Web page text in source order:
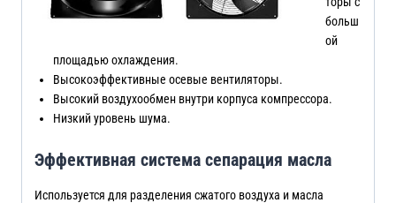
больш
ой
площадью охлаждения.
Высокоэффективные осевые вентиляторы.
Высокий воздухообмен внутри корпуса компрессора.
Низкий уровень шума.
Эффективная система сепарация масла
Используется для разделения сжатого воздуха и масла